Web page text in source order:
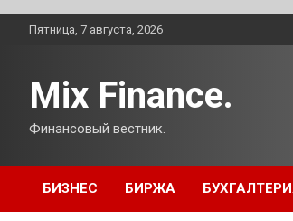
ПерейтиПятница, 7 августа, 2026
Mix Finance.
Финансовый вестник.
БИЗНЕС БИРЖА